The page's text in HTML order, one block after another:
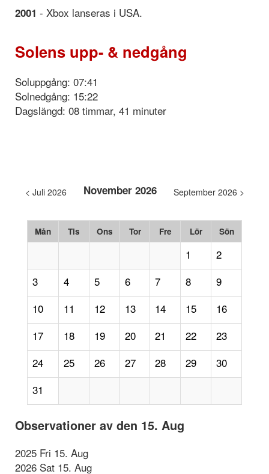
2001 - Xbox lanseras i USA.
Solens upp- & nedgång
Soluppgång: 07:41
Solnedgång: 15:22
Dagslängd: 08 timmar, 41 minuter
< Juli 2026 November 2026 September 2026 >
Mån Tis Ons Tor Fre Lör Sön
1
2
3
4 5 6 7 8
9
10
11 12 13 14 15
16
17
18 19 20 21 22
23
24
25 26 27 28 29
30
31
Observationer av den 15. Aug
2025 Fri 15. Aug
2026 Sat 15. Aug